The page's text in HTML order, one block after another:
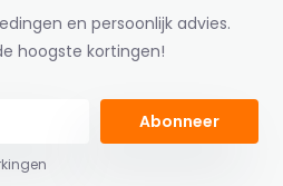
en persoonlijk advies.
hoogste kortingen!
Abonneer